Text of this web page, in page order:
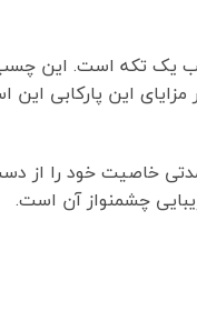
یک تکه است. این
این پارکابی
مدتی خاصیت خود را
چشمنواز آن است.